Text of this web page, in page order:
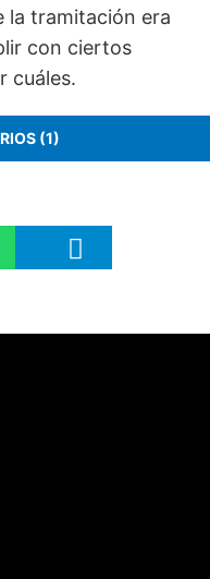
la tramitación era
con ciertos
cuáles.
(1)